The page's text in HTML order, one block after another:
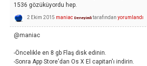
1536 gözüküyordu hep.
2 Ekim 2015 maniac Deneyimli tarafından yorumlandı
@maniac
-Öncelikle en 8 gb Flaş disk edinin.
-Sonra App Store'dan Os X El capitan'ı indirin.